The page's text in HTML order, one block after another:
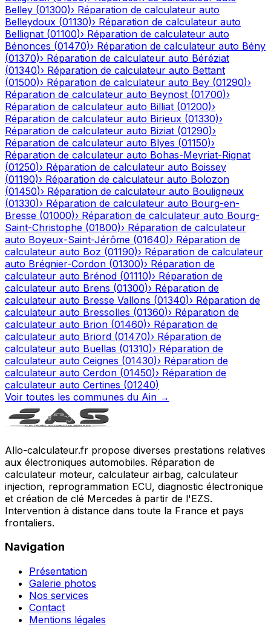
Belley (01300)› Réparation de calculateur auto
Belleydoux (01130)› Réparation de calculateur auto
Bellignat (01100)› Réparation de calculateur auto
Bénonces (01470)› Réparation de calculateur auto Bény
(01370)› Réparation de calculateur auto Béréziat
(01340)› Réparation de calculateur auto Bettant
(01500)› Réparation de calculateur auto Bey (01290)›
Réparation de calculateur auto Beynost (01700)›
Réparation de calculateur auto Billiat (01200)›
Réparation de calculateur auto Birieux (01330)›
Réparation de calculateur auto Biziat (01290)›
Réparation de calculateur auto Blyes (01150)›
Réparation de calculateur auto Bohas-Meyriat-Rignat
(01250)› Réparation de calculateur auto Boissey
(01190)› Réparation de calculateur auto Bolozon
(01450)› Réparation de calculateur auto Bouligneux
(01330)› Réparation de calculateur auto Bourg-en-
Bresse (01000)› Réparation de calculateur auto Bourg-
Saint-Christophe (01800)› Réparation de calculateur
auto Boyeux-Saint-Jérôme (01640)› Réparation de
calculateur auto Boz (01190)› Réparation de calculateur
auto Brégnier-Cordon (01300)› Réparation de
calculateur auto Brénod (01110)› Réparation de
calculateur auto Brens (01300)› Réparation de
calculateur auto Bresse Vallons (01340)› Réparation de
calculateur auto Bressolles (01360)› Réparation de
calculateur auto Brion (01460)› Réparation de
calculateur auto Briord (01470)› Réparation de
calculateur auto Buellas (01310)› Réparation de
calculateur auto Ceignes (01430)› Réparation de
calculateur auto Cerdon (01450)› Réparation de
calculateur auto Certines (01240)
Voir toutes les communes du Ain →
Allo-calculateur.fr propose diverses prestations relatives
aux électroniques automobiles. Réparation de
calculateur moteur, calculateur airbag, calculateur
injection, reprogrammation ECU, diagnostic électronique
et création de clé Mercedes à partir de l'EZS.
Intervention à distance dans toute la France et pays
frontaliers.
Navigation
Présentation
Galerie photos
Nos services
Contact
Mentions légales